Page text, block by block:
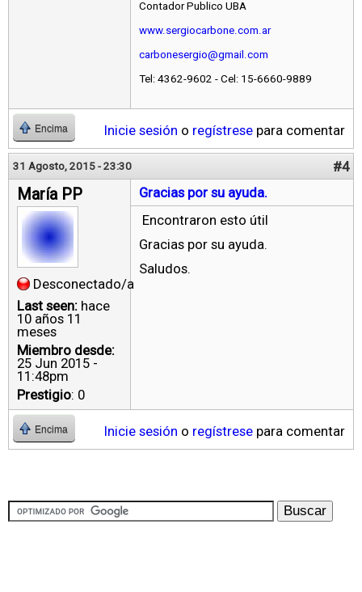
Contador Publico UBA
www.sergiocarbone.com.ar
carbonesergio@gmail.com
Tel: 4362-9602 - Cel: 15-6660-9889
Encima Inicie sesión o regístrese para comentar
31 Agosto, 2015 - 23:30 #4
María PP
Desconectado/a
Last seen: hace
10 años 11
meses
Miembro desde:
25 Jun 2015 -
11:48pm
Prestigio: 0
Gracias por su ayuda.
Encontraron esto útil
Gracias por su ayuda.
Saludos.
Encima Inicie sesión o regístrese para comentar